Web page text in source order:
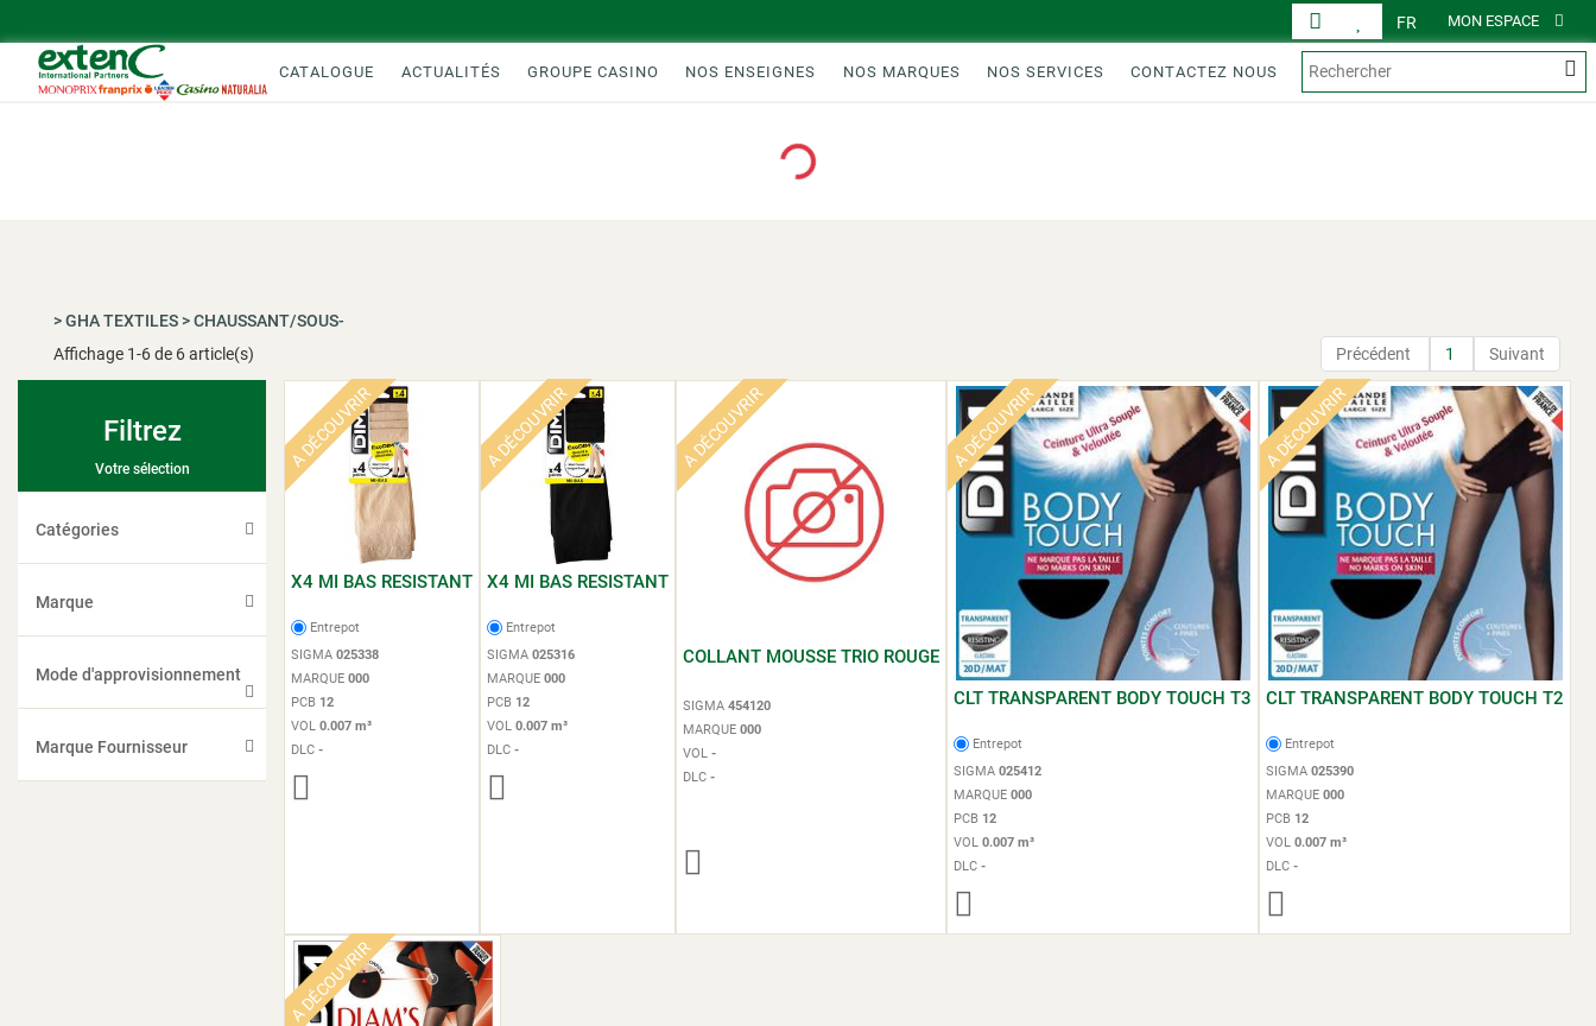
MON ESPACE
FR
CATALOGUE ACTUALITÉS GROUPE CASINO NOS ENSEIGNES NOS MARQUES NOS SERVICES CONTACTEZ NOUS
Loading...
>GHA TEXTILES>CHAUSSANT/SOUS-
Affichage 1-6de 6 article(s) Précédent 1 Suivant
Filtrez
Votre sélection
Catégories
Marque
Mode d'approvisionnement
Marque Fournisseur
A DÉCOUVRIR
X4 MI BAS RESISTANT
Entrepot
SIGMA 025338
MARQUE 000
PCB 12
VOL 0.007 m³
DLC -
A DÉCOUVRIR
X4 MI BAS RESISTANT
Entrepot
SIGMA 025316
MARQUE 000
PCB 12
VOL 0.007 m³
DLC -
A DÉCOUVRIR
COLLANT MOUSSE TRIO ROUGE
SIGMA 454120
MARQUE 000
VOL -
DLC -
A DÉCOUVRIR
CLT TRANSPARENT BODY TOUCH T3
Entrepot
SIGMA 025412
MARQUE 000
PCB 12
VOL 0.007 m³
DLC -
A DÉCOUVRIR
CLT TRANSPARENT BODY TOUCH T2
Entrepot
SIGMA 025390
MARQUE 000
PCB 12
VOL 0.007 m³
DLC -
A DÉCOUVRIR